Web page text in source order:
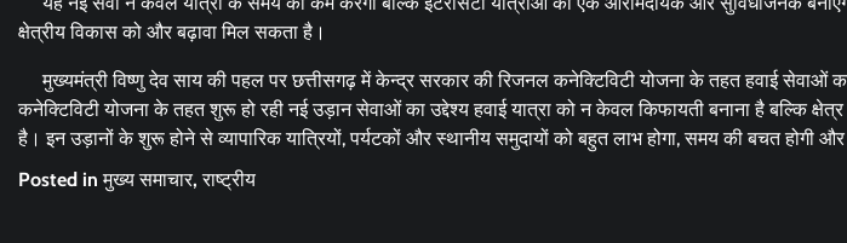
क्षेत्रीय विकास को और बढ़ावा मिल सकता है।
मुख्यमंत्री विष्णु देव साय की पहल पर छत्तीसगढ़ में केन्द्र सरकार की रिजनल कनेक्टिविटी योजना के तहत हवाई सेवाओं
कनेक्टिविटी योजना के तहत शुरू हो रही नई उड़ान सेवाओं का उद्देश्य हवाई यात्रा को न केवल किफायती बनाना है बल्कि क्षेत्र
है। इन उड़ानों के शुरू होने से व्यापारिक यात्रियों, पर्यटकों और स्थानीय समुदायों को बहुत लाभ होगा, समय की बचत होगी
Posted inमुख्य समाचार,राष्ट्रीय